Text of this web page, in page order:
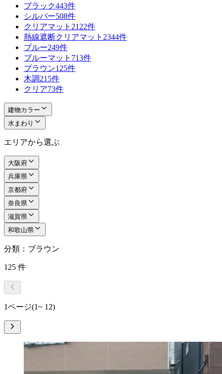
ブラック443件
シルバー508件
クリアマット 2122件
熱線遮断クリアマット 2344件
ブルー249件
ブルーマット 713件
ブラウン125件
木調215件
クリア73件
建物カラー
水まわり
エリアから選ぶ
大阪府
兵庫県
京都府
奈良県
滋賀県
和歌山県
分類：ブラウン
125 件
1ページ(1~ 12)